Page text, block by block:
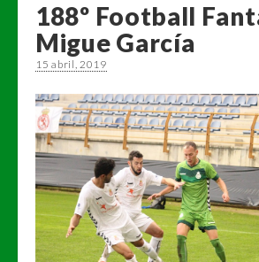
188º Football
Migue García
15 abril, 2019